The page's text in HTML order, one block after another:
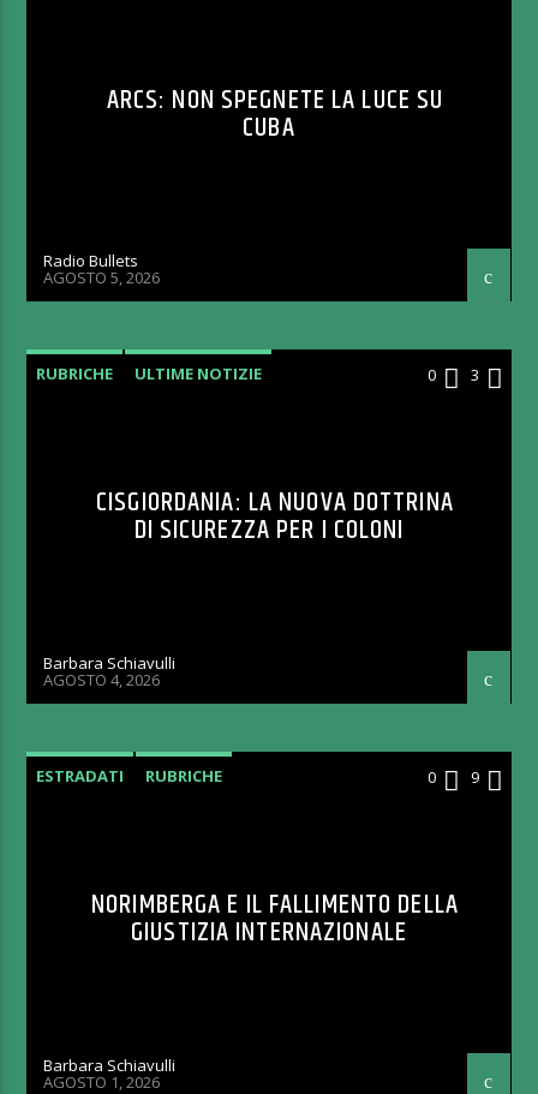
ARCS: NON SPEGNETE LA LUCE SU
CUBA
Radio Bullets
AGOSTO 5, 2026
RUBRICHE ULTIME NOTIZIE 0 3
CISGIORDANIA: LA NUOVA DOTTRINA
DI SICUREZZA PER I COLONI
Barbara Schiavulli
AGOSTO 4, 2026
ESTRADATI RUBRICHE 0 9
NORIMBERGA E IL FALLIMENTO DELLA
GIUSTIZIA INTERNAZIONALE
Barbara Schiavulli
AGOSTO 1, 2026